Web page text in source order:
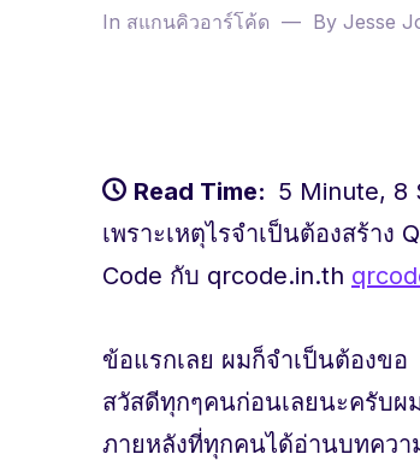
In สแกนคิวอาร์โค้ด By Jesse
Read Time: 5 Minute, 8
เพราะเหตุไรจำเป็นต้องสร้าง
Code กับ qrcode.in.th
ข้อแรกเลย ผมก็จำเป็นต้องขอ
สวัสดีทุกๆคนก่อนเลยนะครับผ
ภายหลังที่ทุกคนได้อ่านบทควา